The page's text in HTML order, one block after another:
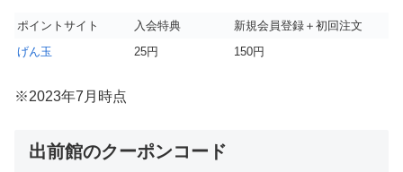
ポイントサイト 入会特典
新規会員登録＋初回注文
げん玉
25円 150円
※2023年7月時点
出前館のクーポンコード